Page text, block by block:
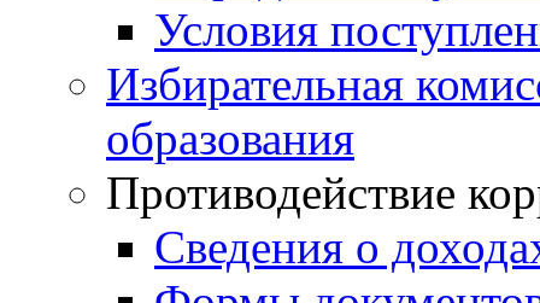
Условия
Избирательная
образования
Противодействие
Сведения о